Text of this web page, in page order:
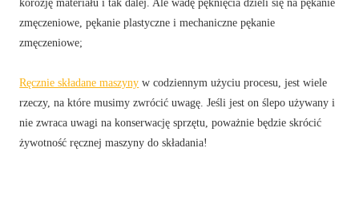
korozję materiału i tak dalej. Ale wadę pęknięcia dzieli się na pękanie
zmęczeniowe, pękanie plastyczne i mechaniczne pękanie
zmęczeniowe;
Ręcznie składane maszyny w codziennym użyciu procesu, jest wiele
rzeczy, na które musimy zwrócić uwagę. Jeśli jest on ślepo używany i
nie zwraca uwagi na konserwację sprzętu, poważnie będzie skrócić
żywotność ręcznej maszyny do składania!